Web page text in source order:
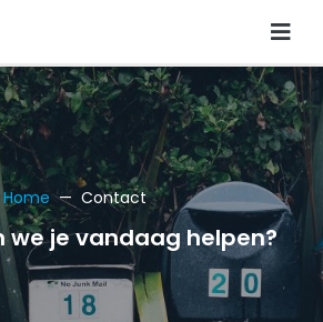
Home Contact
we je vandaag helpen?